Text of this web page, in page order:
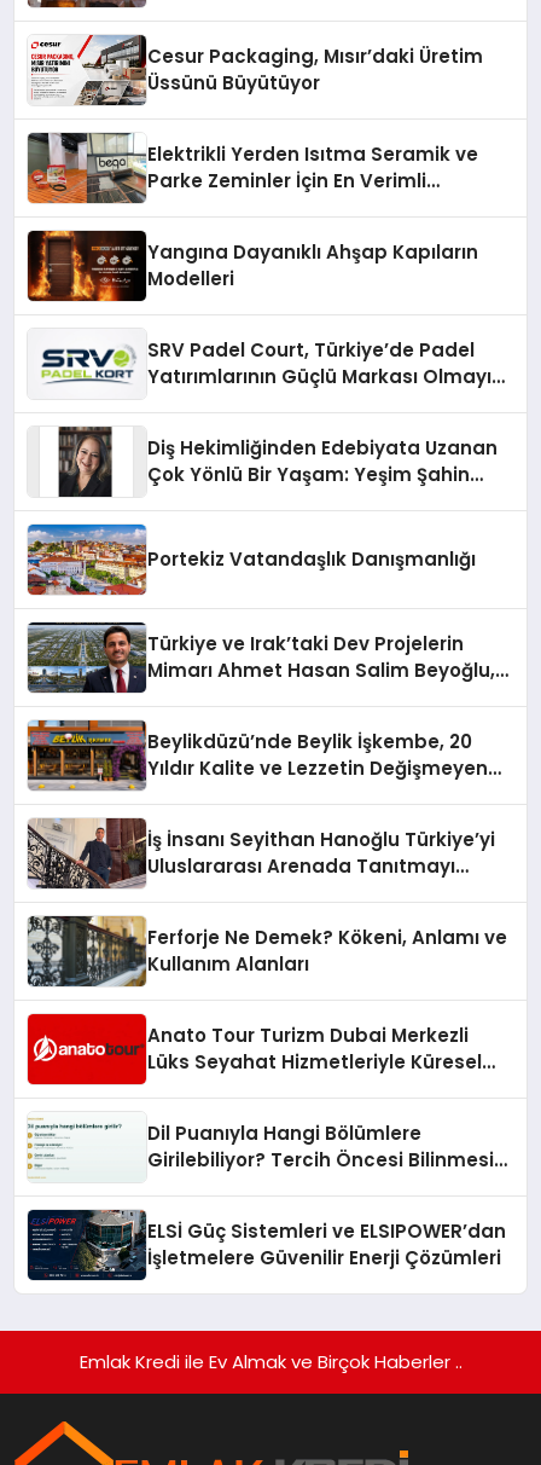
Cesur Packaging, Mısır’daki Üretim
Üssünü Büyütüyor
Elektrikli Yerden Isıtma Seramik ve
Parke Zeminler İçin En Verimli
Yangına Dayanıklı Ahşap Kapıların
Modelleri
SRV Padel Court, Türkiye’de Padel
Yatırımlarının Güçlü Markası Olmayı
Diş Hekimliğinden Edebiyata Uzanan
Çok Yönlü Bir Yaşam: Yeşim Şahin
Portekiz Vatandaşlık Danışmanlığı
Türkiye ve Irak’taki Dev Projelerin
Mimarı Ahmet Hasan Salim Beyoğlu,
Hayata Geçirecek
Beylikdüzü’nde Beylik İşkembe, 20
Yıldır Kalite ve Lezzetin Değişmeyen
İş İnsanı Seyithan Hanoğlu Türkiye’yi
Uluslararası Arenada Tanıtmayı
Ferforje Ne Demek? Kökeni, Anlamı ve
Kullanım Alanları
Anato Tour Turizm Dubai Merkezli
Lüks Seyahat Hizmetleriyle Küresel
Dil Puanıyla Hangi Bölümlere
Girilebiliyor? Tercih Öncesi Bilinmesi
ELSİ Güç Sistemleri ve ELSIPOWER’dan
İşletmelere Güvenilir Enerji Çözümleri
Emlak Kredi ile Ev Almak ve Birçok Haberler ..